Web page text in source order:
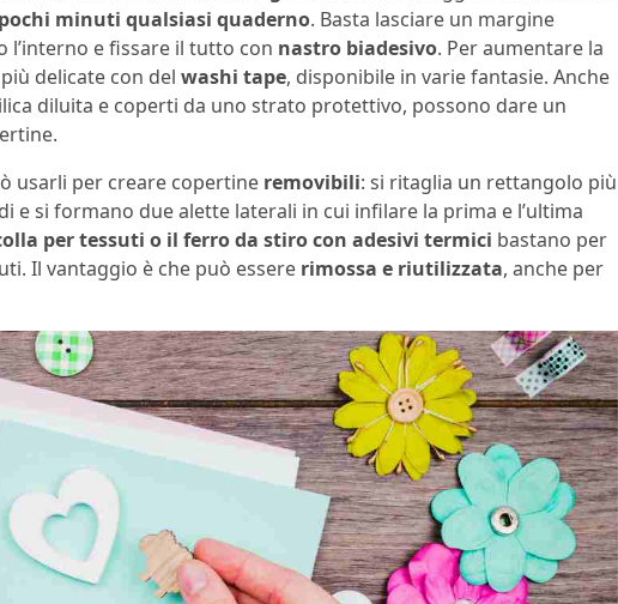
minuti qualsiasi quaderno. Basta lasciare un margine
l’interno e fissare il tutto con nastro biadesivo. Per aumentare la
delicate con del washi tape, disponibile in varie fantasie. Anche
diluita e coperti da uno strato protettivo, possono dare un
usarli per creare copertine removibili: si ritaglia un rettangolo più
e si formano due alette laterali in cui infilare la prima e l’ultima
per tessuti o il ferro da stiro con adesivi termici bastano per
Il vantaggio è che può essere rimossa e riutilizzata, anche per